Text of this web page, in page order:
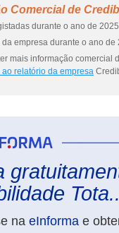
Comercial de
durante o ano de
empresa durante o ano
mais informação comercial
relatório da empresa
na eInforma e